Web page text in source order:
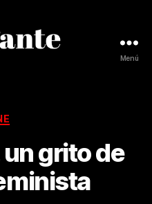
Menú
un grito de